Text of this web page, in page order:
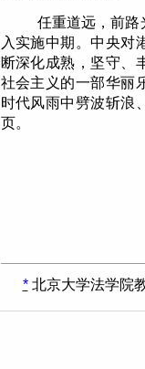
任重道远，前路
入实施中期。中央对
断深化成熟，坚守、
社会主义的一部华丽
时代风雨中劈波斩浪
页。
*北京大学法学院